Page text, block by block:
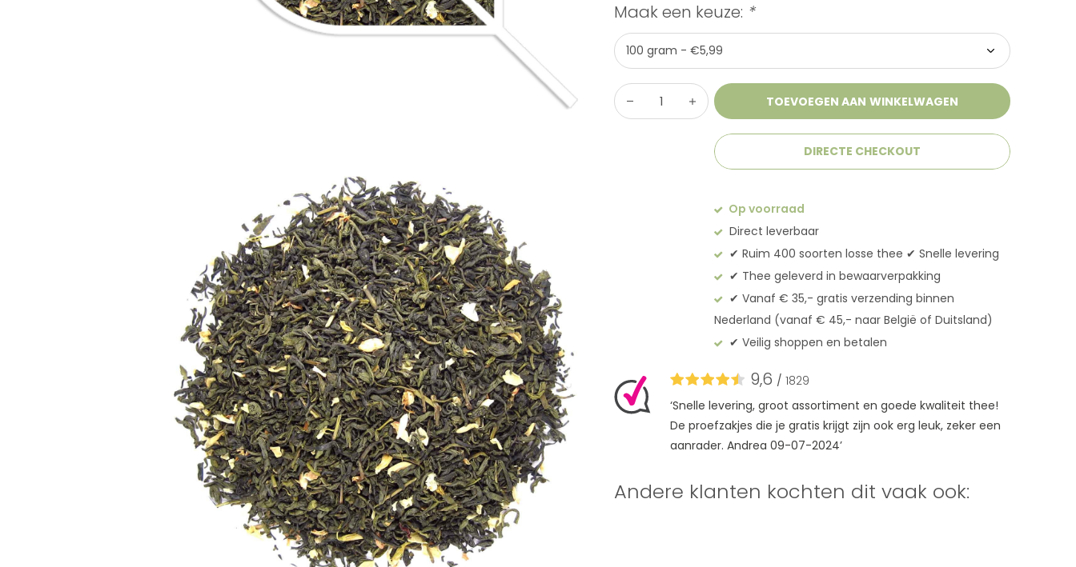
Maak een keuze: *
TOEVOEGEN AAN WINKELWAGEN
DIRECTE CHECKOUT
Op voorraad
Direct leverbaar
✔︎ Ruim 400 soorten losse thee ✔︎ Snelle levering
✔︎ Thee geleverd in bewaarverpakking
✔︎ Vanaf € 35,- gratis verzending binnen
Nederland (vanaf € 45,- naar België of Duitsland)
✔︎ Veilig shoppen en betalen
9,6 / 1829
‘Snelle levering, groot assortiment en goede kwaliteit thee!
De proefzakjes die je gratis krijgt zijn ook erg leuk, zeker een
aanrader. Andrea 09-07-2024’
Andere klanten kochten dit vaak ook: